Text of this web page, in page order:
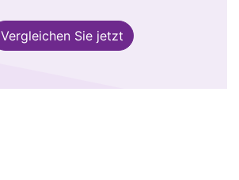
Vergleichen Sie jetzt